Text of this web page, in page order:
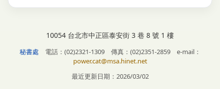
10054 台北市中正區泰安街 3 巷 8 號 1 樓
秘書處 電話：(02)2321-1309 傳真：(02)2351-2859 e-mail：
power.cat@msa.hinet.net
最近更新日期：2026/03/02